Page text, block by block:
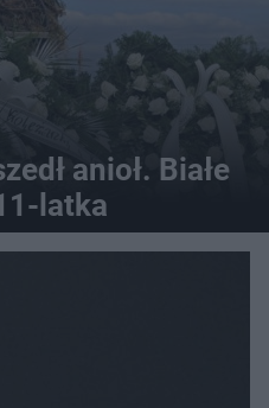
anioł. Białe
latka